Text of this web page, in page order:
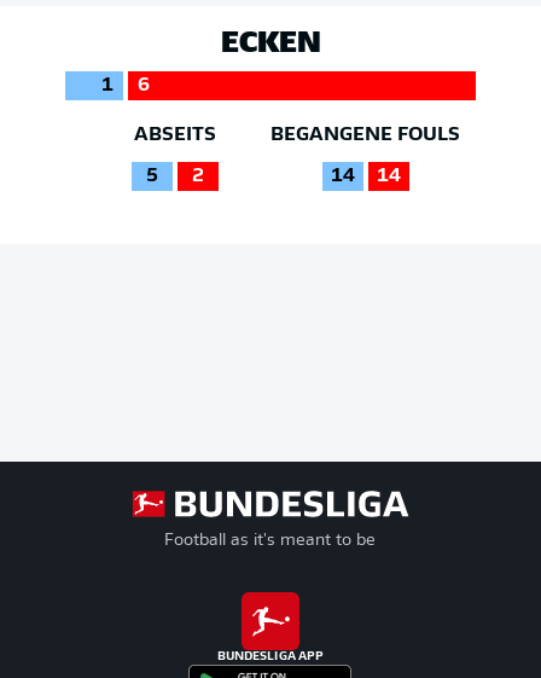
ECKEN
1 6
ABSEITS
5 2
BEGANGENE FOULS
14 14
Football as it's meant to be
BUNDESLIGA APP